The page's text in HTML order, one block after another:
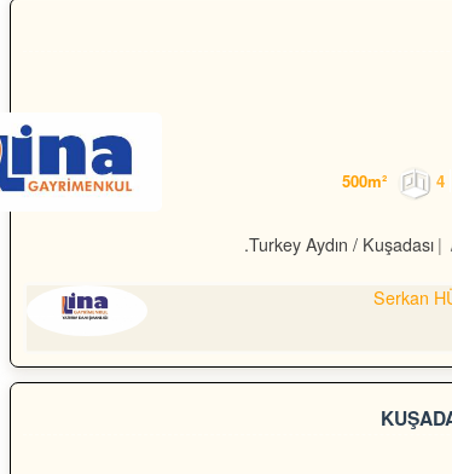
4
Turkey Aydın / Kuşadası
Serkan